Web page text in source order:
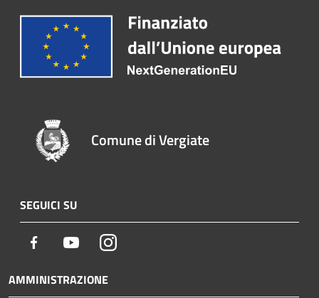
Comune di Vergiate
SEGUICI SU
Facebook YoutubeInstagram
AMMINISTRAZIONE